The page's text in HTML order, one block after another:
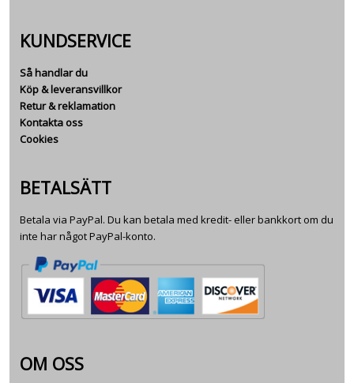
KUNDSERVICE
Så handlar du
Köp & leveransvillkor
Retur & reklamation
Kontakta oss
Cookies
BETALSÄTT
Betala via PayPal. Du kan betala med kredit- eller bankkort om du
inte har något PayPal-konto.
OM OSS